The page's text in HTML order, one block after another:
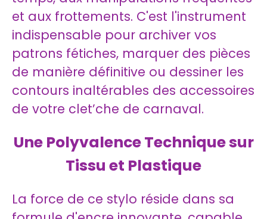
et aux frottements. C'est l'instrument
indispensable pour archiver vos
patrons fétiches, marquer des pièces
de manière définitive ou dessiner les
contours inaltérables des accessoires
de votre clet’che de carnaval.
Une Polyvalence Technique sur
Tissu et Plastique
La force de ce stylo réside dans sa